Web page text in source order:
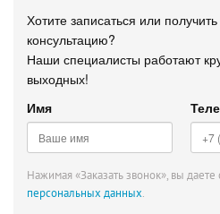
Хотите записаться или
консультацию?
Наши специалисты работают
выходных!
Имя
Нажимая «Заказать звонок», вы даете
персональных данных.